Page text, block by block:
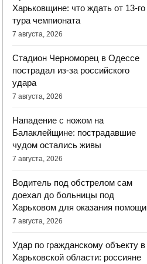
Харьковщине: что ждать от 13-го
тура чемпионата
7 августа, 2026
Стадион Черноморец в Одессе
пострадал из-за российского
удара
7 августа, 2026
Нападение с ножом на
Балаклейщине: пострадавшие
чудом остались живы
7 августа, 2026
Водитель под обстрелом сам
доехал до больницы под
Харьковом для оказания помощи
7 августа, 2026
Удар по гражданскому объекту в
Харьковской области: россияне